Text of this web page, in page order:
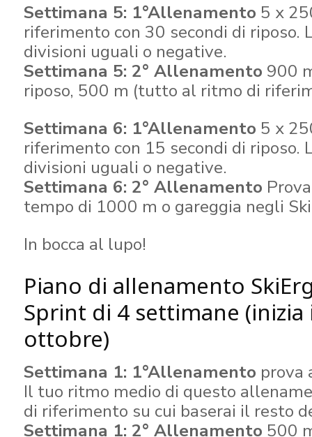
Settimana 5: 1°Allenamento 5 x
riferimento con 30 secondi di riposo.
divisioni uguali o negative.
Settimana 5: 2° Allenamento 900
riposo, 500 m (tutto al ritmo di
Settimana 6: 1°Allenamento 5 x
riferimento con 15 secondi di riposo.
divisioni uguali o negative.
Settimana 6: 2° Allenamento
tempo di 1000 m o gareggia negli
In bocca al lupo!
Piano di allenamento
Sprint di 4 settimane (inizia
ottobre)
Settimana 1: 1°Allenamento prova
Il tuo ritmo medio di questo
di riferimento su cui baserai il resto
Settimana 1: 2° Allenamento 500